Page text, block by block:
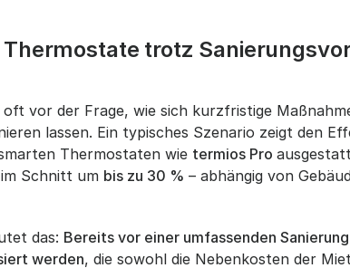
trotz
vor der Frage, wie sich kurzfristige
lassen. Ein typisches Szenario zeigt den
Thermostaten wie termios Pro
Schnitt um bis zu 30 % – abhängig von
das: Bereits vor einer umfassenden
werden, die sowohl die Nebenkosten der